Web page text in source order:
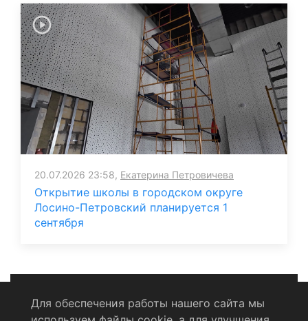
20.07.2026 23:58, Екатерина Петровичева
Открытие школы в городском округе
Лосино-Петровский планируется 1
сентября
Для обеспечения работы нашего сайта мы